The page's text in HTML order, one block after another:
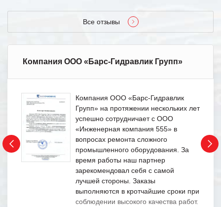
Все отзывы
Компания ООО «Барс-Гидравлик Групп»
Компания ООО «Барс-Гидравлик
Групп» на протяжении нескольких лет
успешно сотрудничает с ООО
«Инженерная компания 555» в
вопросах ремонта сложного
промышленного оборудования. За
время работы наш партнер
зарекомендовал себя с самой
лучшей стороны. Заказы
выполняются в кротчайшие сроки при
соблюдении высокого качества работ.